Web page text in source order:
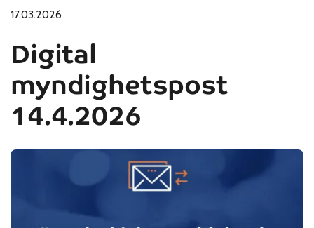
17.03.2026
Digital
myndighetspost
14.4.2026